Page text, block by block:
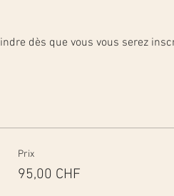
dès que vous vous serez
Prix
95,00 CHF